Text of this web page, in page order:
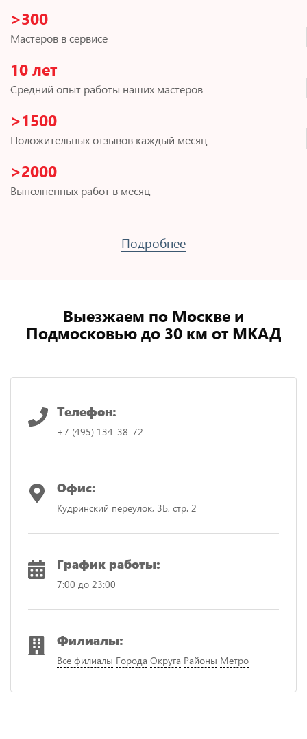
>300
Мастеров в сервисе
10 лет
Средний опыт работы наших мастеров
>1500
Положительных отзывов каждый месяц
>2000
Выполненных работ в месяц
Подробнее
Выезжаем по Москве и
Подмосковью до 30 км от МКАД
Телефон:
+7 (495) 134-38-72
Офис:
Кудринский переулок, 3Б, стр. 2
График работы:
7:00 до 23:00
Филиалы:
Все филиалы Города Округа Районы Метро